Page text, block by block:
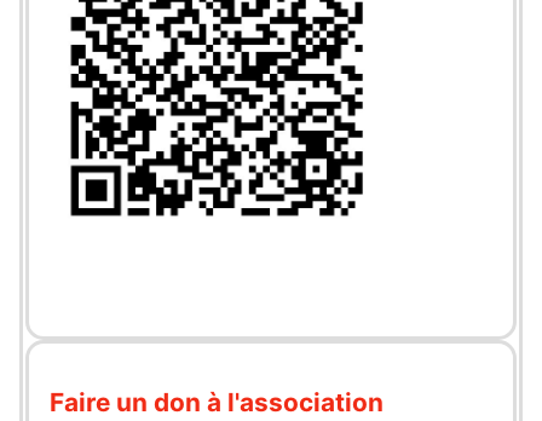
Faire un don à l'association